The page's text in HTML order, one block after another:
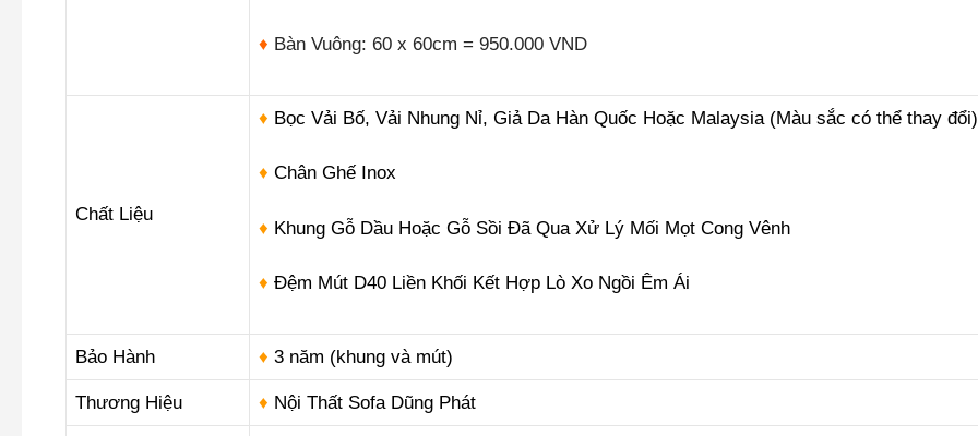
♦ Bàn Vuông: 60 x 60cm = 950.000 VND
Chất Liệu
♦ Bọc Vải Bố, Vải Nhung Nỉ, Giả Da Hàn Quốc Hoặc Malaysia (Màu sắc có thể thay đổi)
♦ Chân Ghế Inox
♦ Khung Gỗ Dầu Hoặc Gỗ Sồi Đã Qua Xử Lý Mối Mọt Cong Vênh
♦ Đệm Mút D40 Liền Khối Kết Hợp Lò Xo Ngồi Êm Ái
Bảo Hành ♦ 3 năm (khung và mút)
Thương Hiệu ♦ Nội Thất Sofa Dũng Phát